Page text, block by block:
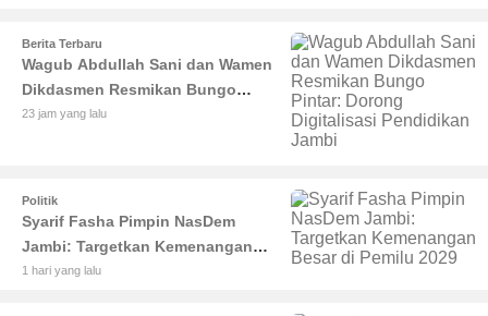
Berita Terbaru
Wagub Abdullah Sani dan Wamen
Dikdasmen Resmikan Bungo
Pintar: Dorong Digitalisasi
23 jam yang lalu
Politik
Syarif Fasha Pimpin NasDem
Jambi: Targetkan Kemenangan
Besar di Pemilu 2029
1 hari yang lalu